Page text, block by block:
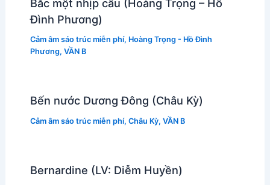
Bắc một nhịp cầu (Hoàng Trọng – Hồ
Đình Phương)
Cảm âm sáo trúc miễn phí, Hoàng Trọng - Hồ Đình
Phương, VẦN B
Bến nước Dương Đông (Châu Kỳ)
Cảm âm sáo trúc miễn phí, Châu Kỳ, VẦN B
Bernardine (LV: Diễm Huyền)